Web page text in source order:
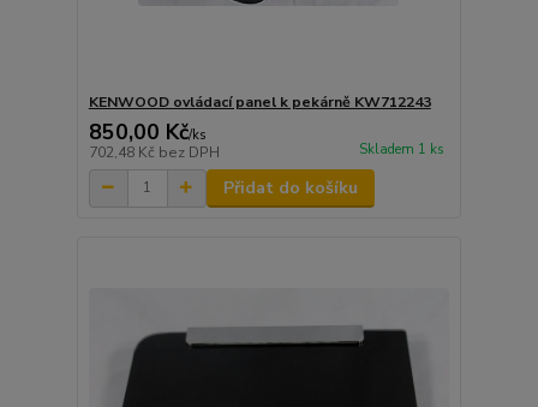
KENWOOD ovládací panel k pekárně KW712243
850,00 Kč/ks
702,48 Kč bez DPH Skladem 1 ks
Přidat do košíku